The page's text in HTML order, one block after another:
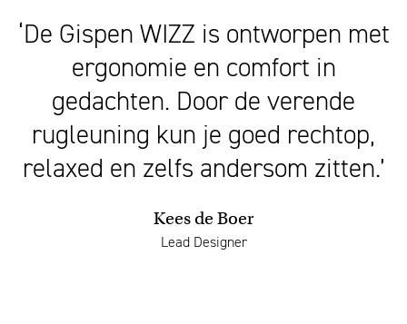
‘De Gispen WIZZ is ontworpen met
ergonomie en comfort in
gedachten. Door de verende
rugleuning kun je goed rechtop,
relaxed en zelfs andersom zitten.’
Kees de Boer
Lead Designer